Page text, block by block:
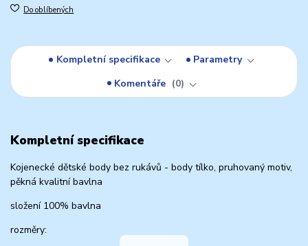
Do oblíbených
Kompletní specifikace
Parametry
Komentáře
0
Kompletní specifikace
Kojenecké dětské body bez rukávů - body tílko, pruhovaný motiv,
pěkná kvalitní bavlna
složení 100% bavlna
rozměry: